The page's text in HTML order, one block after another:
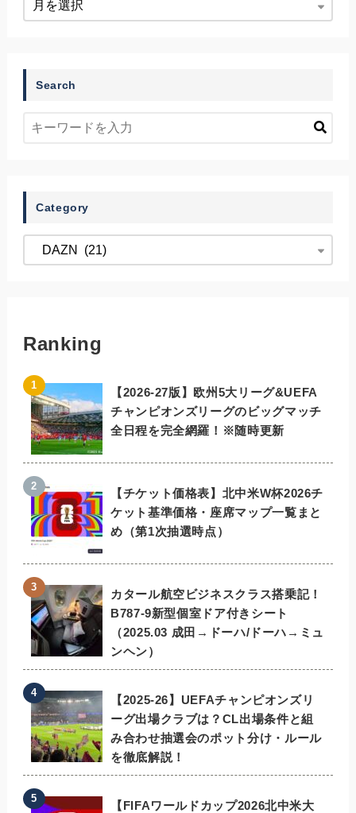
Search
Category
Ranking
【2026-27版】欧州5大リーグ&UEFA
チャンピオンズリーグのビッグマッチ
全日程を完全網羅！※随時更新
【チケット価格表】北中米W杯2026チ
ケット基準価格・座席マップ一覧まと
め（第1次抽選時点）
カタール航空ビジネスクラス搭乗記！
B787-9新型個室ドア付きシート
（2025.03 成田→ドーハ/ドーハ→ミュ
ンヘン）
【2025-26】UEFAチャンピオンズリ
ーグ出場クラブは？CL出場条件と組
み合わせ抽選会のポット分け・ルール
を徹底解説！
【FIFAワールドカップ2026北中米大